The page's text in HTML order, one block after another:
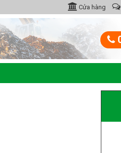
Cửa hàng